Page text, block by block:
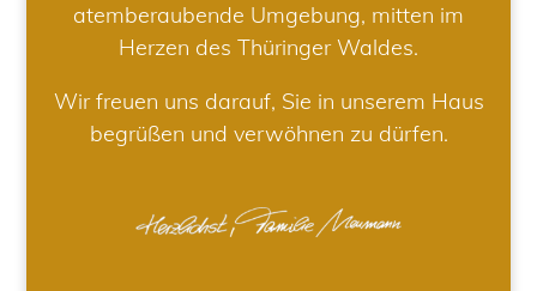
atemberaubende Umgebung, mitten im
Herzen des Thüringer Waldes.
Wir freuen uns darauf, Sie in unserem Haus
begrüßen und verwöhnen zu dürfen.